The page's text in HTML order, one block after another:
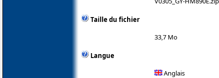
Taille du fichier
33,7 Mo
Langue
Anglais